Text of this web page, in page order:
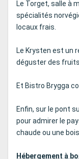
Le Torget, salle à
spécialités
locaux frais.
Le Krysten est un
déguster des
Et Bistro Brygga
Enfin, sur le pont
pour admirer le
chaude ou une
Hébergement à